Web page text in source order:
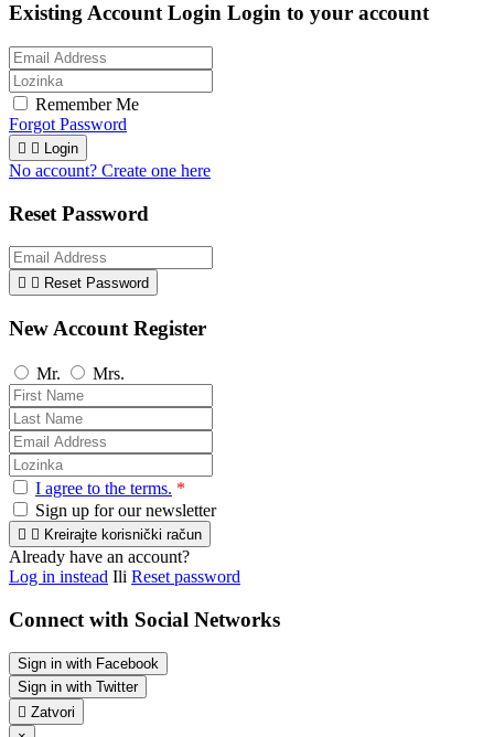
Existing Account Login Login to your account
Remember Me
Forgot Password
  Login
No account? Create one here
Reset Password
  Reset Password
New Account Register
Mr. Mrs.
I agree to the terms. *
Sign up for our newsletter
  Kreirajte korisnički račun
Already have an account?
Log in instead Ili Reset password
Connect with Social Networks
Sign in with Facebook
Sign in with Twitter
 Zatvori